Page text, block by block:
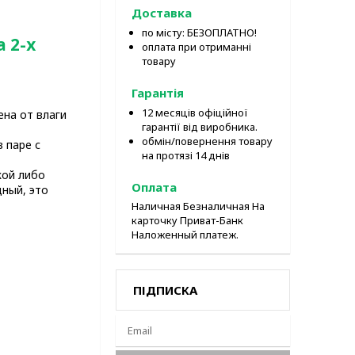
2-х
от влаги
паре с
либо
это
Доставка
по місту: БЕЗОПЛАТНО!
оплата при отриманні
товару
Гарантія
12 месяців офіційної
гарантії від виробника.
обмін/повернення товару
на протязі 14 днів
Оплата
Наличная Безналичная На
карточку Приват-Банк
Наложенный платеж.
ПІДПИСКА